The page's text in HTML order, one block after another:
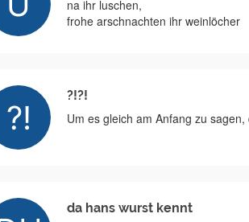
na ihr luschen,
frohe arschnachten ihr weinlöcher
?!?!
Um es gleich am Anfang zu
da hans wurst kennt